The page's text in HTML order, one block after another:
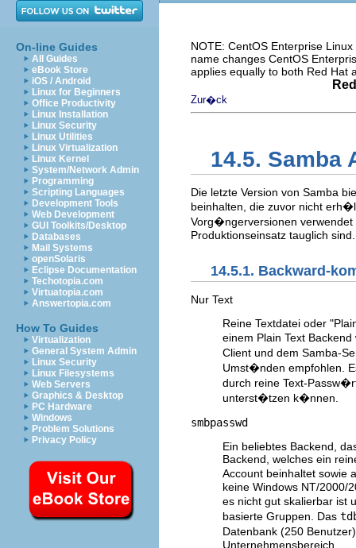
On-line Guides
All Guides
eBook Store
iOS / Android
Linux for Beginners
Office Productivity
Linux Installation
Linux Security
Linux Utilities
Linux Virtualization
Linux Kernel
System/Network Admin
Programming
Scripting Languages
Development Tools
Web Development
GUI Toolkits/Desktop
Databases
Mail Systems
openSolaris
Eclipse Documentation
Techotopia.com
Virtuatopia.com
Answertopia.com
How To Guides
Virtualization
General System Admin
Linux Security
Linux Filesystems
Web Servers
Graphics & Desktop
PC Hardware
Windows
Problem Solutions
Privacy Policy
NOTE: CentOS Enterprise
name changes CentOS
applies equally to both Red Hat
Zur�ck
14.5. Samba
Die letzte Version von Samba
beinhalten, die zuvor nicht
Vorg�ngerversionen
Produktionseinsatz tauglich sind.
14.5.1. Backward-
Nur Text
Reine Textdatei oder
einem Plain Text
Client und dem Samba-
Umst�nden empfohlen.
durch reine Text-
unterst�tzen k�nnen.
smbpasswd
Ein beliebtes Backend,
Backend, welches ein
Account beinhaltet sowie
keine Windows NT/2000/
es nicht gut skalierbar ist
basierte Gruppen. Das
Datenbank (250
Unternehmensbereich.